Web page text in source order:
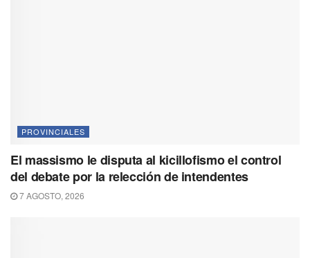
PROVINCIALES
El massismo le disputa al kicillofismo el control
del debate por la relección de intendentes
7 AGOSTO, 2026